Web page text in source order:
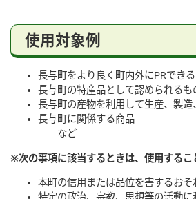
使用対象例
長与町をより良く町内外にPRでき
長与町の特産品として認められるも
長与町の産物を利用して生産、製
長与町に関係
など
※次の事項に該当するときは、使用するこ
本町の信用または品位を害するお